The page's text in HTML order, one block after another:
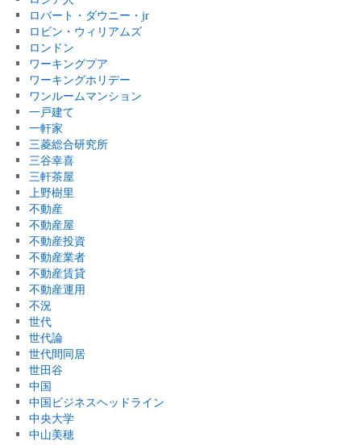
ロバート・ダウニー・jr
ロビン・ウィリアムズ
ロンドン
ワーキングプア
ワーキングホリデー
ワンルームマンション
一戸建て
一軒家
三菱総合研究所
三谷幸喜
三軒茶屋
上野樹里
不動産
不動産屋
不動産投資
不動産業者
不動産賃貸
不動産運用
不況
世代
世代論
世代間同居
世田谷
中国
中国ビジネスヘッドライン
中央大学
中山美穂